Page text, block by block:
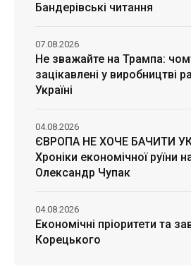
Бандерівські читання
Не зважайте на Трампа:
зацікавлені у виробництві
Україні
07.08.2026
ЄВРОПА НЕ ХОЧЕ БАЧИТИ
Хроніки економічної руїни
Олександр Чупак
04.08.2026
Економічні пріоритети та
Корецького
04.08.2026